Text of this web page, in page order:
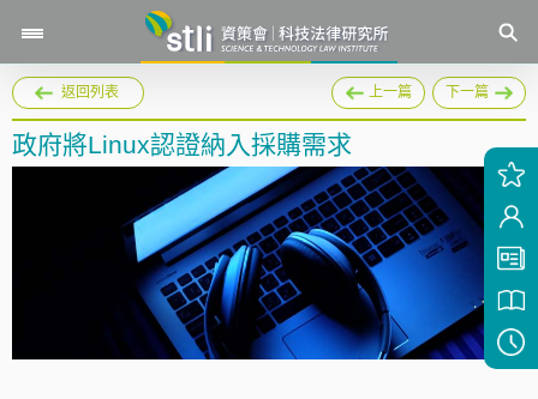
返回列表 上一篇 下一篇
政府將Linux認證納入採購需求